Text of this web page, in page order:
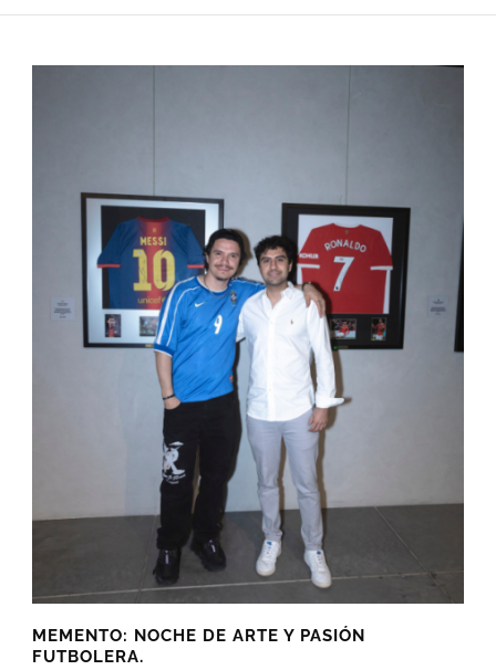
MEMENTO: NOCHE DE ARTE Y PASIÓN
FUTBOLERA.